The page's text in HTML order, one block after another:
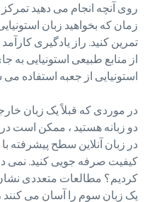
روی آنچه انجام می دهید تمرکز
زمان که بخواهید زبان
تمرین کنید. راز یادگیری
از منابع طبیعی استونیایی به
استونیایی از جعبه استفاده
در موردی که قبلاً یک زبان
دو زبانه هستید ، ممکن است در
کیفیت صرفه جویی کنید. نمی
کردیم؟ مطالعات متعددی نشان
یک زبان سوم را آسان می کنند